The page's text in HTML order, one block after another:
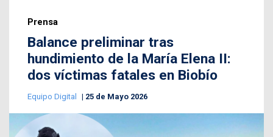
Prensa
Balance preliminar tras
hundimiento de la María Elena II:
dos víctimas fatales en Biobío
Equipo Digital 25 de Mayo 2026